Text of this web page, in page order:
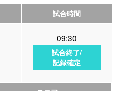
試合時間
09:30
試合終了/
記録確定